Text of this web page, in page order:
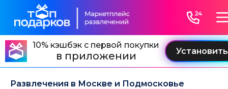
10% кэшбэк с первой покупки
в приложении
Развлечения в Москве и Подмосковье